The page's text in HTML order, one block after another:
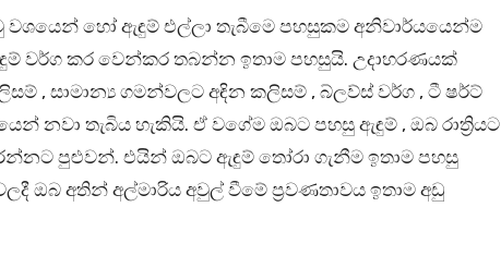
වශයෙන් හෝ ඇඳුම් එල්ලා තැබීමෙ පහසුකම අනිවාර්යයෙන්ම
වර්ග කර වෙන්කර තබන්න ඉතාම පහසුයි. උදාහරණයක්
, සාමාන්‍ය ගමන්වලට අඳින කලිසම් , බ්ලව්ස් වර්ග , ටී ෂර්ට්
නවා තැබිය හැකියි. ඒ වගේම ඔබට පහසු ඇඳුම් , ඔබ රාත්‍රියට
පුළුවන්. එයින් ඔබට ඇඳුම් තෝරා ගැනීම ඉතාම පහසු
ඔබ අතින් අල්මාරිය අවුල් වීමේ ප්‍රවණතාවය ඉතාම අඩු